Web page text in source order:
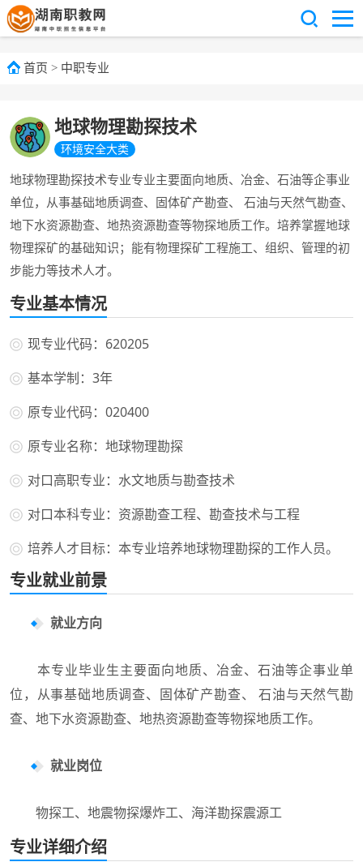
首页 > 中职专业
地球物理勘探技术
环境安全大类
地球物理勘探技术专业专业主要面向地质、冶金、石油等企事业
单位，从事基础地质调查、固体矿产勘查、 石油与天然气勘查、
地下水资源勘查、地热资源勘查等物探地质工作。培养掌握地球
物理探矿的基础知识；能有物理探矿工程施工、组织、管理的初
步能力等技术人才。
专业基本情况
现专业代码：620205
基本学制：3年
原专业代码：020400
原专业名称：地球物理勘探
对口高职专业：水文地质与勘查技术
对口本科专业：资源勘查工程、勘查技术与工程
培养人才目标：本专业培养地球物理勘探的工作人员。
专业就业前景
就业方向
本专业毕业生主要面向地质、冶金、石油等企事业单
位，从事基础地质调查、固体矿产勘查、 石油与天然气勘
查、地下水资源勘查、地热资源勘查等物探地质工作。
就业岗位
物探工、地震物探爆炸工、海洋勘探震源工
专业详细介绍